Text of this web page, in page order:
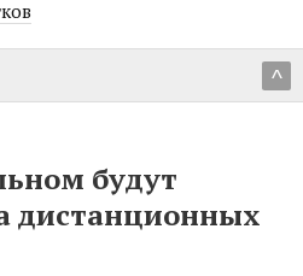
^
будут
дистанционных